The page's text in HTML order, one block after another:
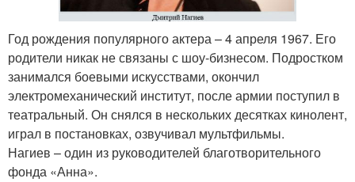
Год рождения популярного актера – 4 апреля 1967. Его
родители никак не связаны с шоу-бизнесом. Подростком
занимался боевыми искусствами, окончил
электромеханический институт, после армии поступил в
театральный. Он снялся в нескольких десятках кинолент,
играл в постановках, озвучивал мультфильмы.
Нагиев – один из руководителей благотворительного
фонда «Анна».